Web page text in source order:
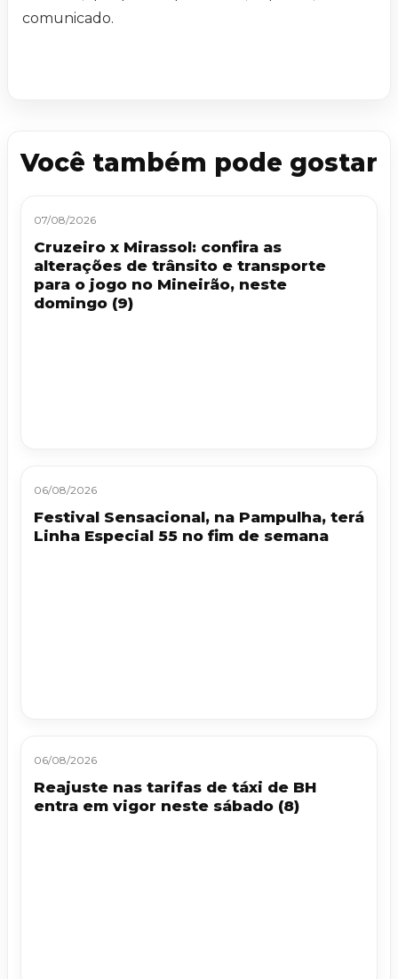
comunicado.
Você também pode gostar
07/08/2026
Cruzeiro x Mirassol: confira as
alterações de trânsito e transporte
para o jogo no Mineirão, neste
domingo (9)
06/08/2026
Festival Sensacional, na Pampulha, terá
Linha Especial 55 no fim de semana
06/08/2026
Reajuste nas tarifas de táxi de BH
entra em vigor neste sábado (8)